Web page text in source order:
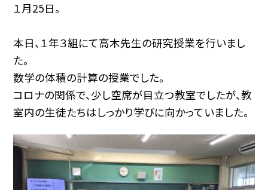
１月25日。
本日、１年３組にて高木先生の研究授業を行いまし
た。
数学の体積の計算の授業でした。
コロナの関係で、少し空席が目立つ教室でしたが、教
室内の生徒たちはしっかり学びに向かっていました。